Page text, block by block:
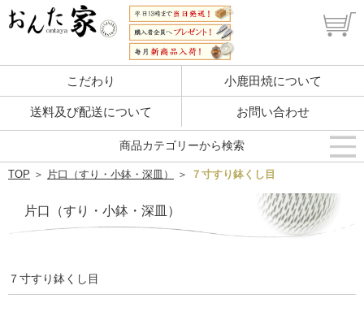
こだわり 小鹿田焼について
送料及び配送について お問い合わせ
TOP ＞ 片口（すり・小鉢・深皿） ＞ ７寸すり鉢くし目
片口（すり・小鉢・深皿）
７寸すり鉢くし目
商品カテゴリーから検索